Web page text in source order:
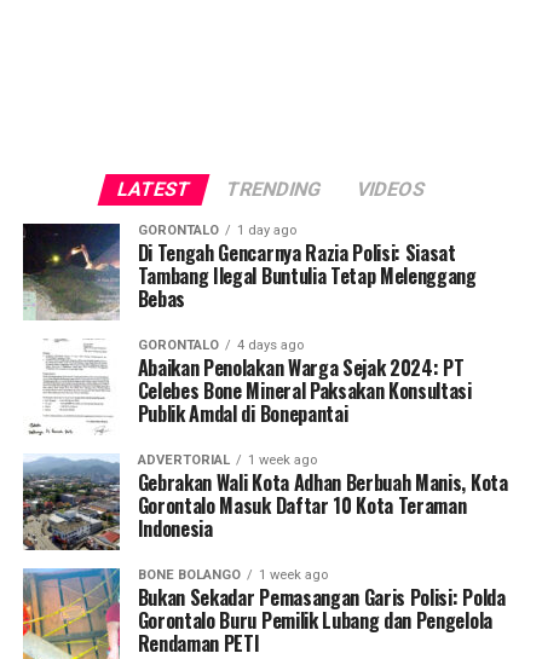
LATEST TRENDING VIDEOS
GORONTALO 1 day ago
Di Tengah Gencarnya Razia Polisi: Siasat
Tambang Ilegal Buntulia Tetap Melenggang
Bebas
GORONTALO 4 days ago
Abaikan Penolakan Warga Sejak 2024: PT
Celebes Bone Mineral Paksakan Konsultasi
Publik Amdal di Bonepantai
ADVERTORIAL 1 week ago
Gebrakan Wali Kota Adhan Berbuah Manis, Kota
Gorontalo Masuk Daftar 10 Kota Teraman
Indonesia
BONE BOLANGO 1 week ago
Bukan Sekadar Pemasangan Garis Polisi: Polda
Gorontalo Buru Pemilik Lubang dan Pengelola
Rendaman PETI